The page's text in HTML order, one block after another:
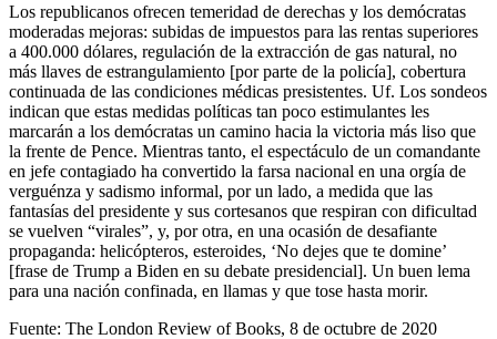
Los republicanos ofrecen temeridad de derechas y los demócratas
moderadas mejoras: subidas de impuestos para las rentas superiores
a 400.000 dólares, regulación de la extracción de gas natural, no
más llaves de estrangulamiento [por parte de la policía], cobertura
continuada de las condiciones médicas presistentes. Uf. Los sondeos
indican que estas medidas políticas tan poco estimulantes les
marcarán a los demócratas un camino hacia la victoria más liso que
la frente de Pence. Mientras tanto, el espectáculo de un comandante
en jefe contagiado ha convertido la farsa nacional en una orgía de
verguénza y sadismo informal, por un lado, a medida que las
fantasías del presidente y sus cortesanos que respiran con dificultad
se vuelven “virales”, y, por otra, en una ocasión de desafiante
propaganda: helicópteros, esteroides, ‘No dejes que te domine’
[frase de Trump a Biden en su debate presidencial]. Un buen lema
para una nación confinada, en llamas y que tose hasta morir.
Fuente: The London Review of Books, 8 de octubre de 2020